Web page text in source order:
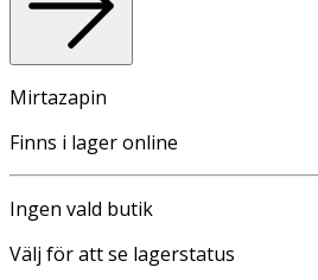
Mirtazapin
Finns i lager online
Ingen vald butik
Välj för att se lagerstatus